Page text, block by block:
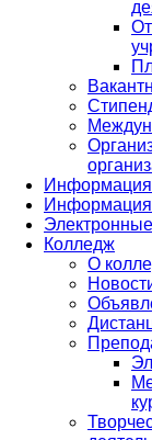
Информация
Информация
Колледж
О